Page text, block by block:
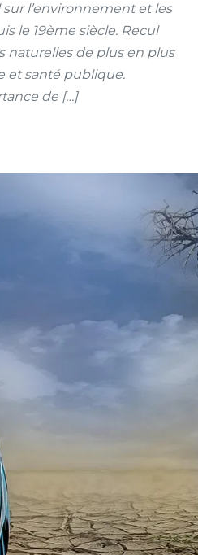
l’environnement et les
le 19ème siècle. Recul
naturelles de plus en plus
et santé publique.
de […]